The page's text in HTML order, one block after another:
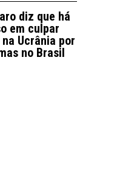
diz que há
em culpar
Ucrânia por
no Brasil